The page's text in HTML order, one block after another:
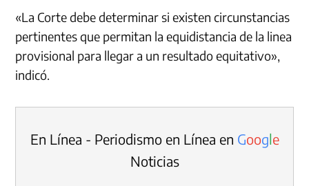
«La Corte debe determinar si existen circunstancias
pertinentes que permitan la equidistancia de la linea
provisional para llegar a un resultado equitativo»,
indicó.
En Línea - Periodismo en Línea en Google
Noticias